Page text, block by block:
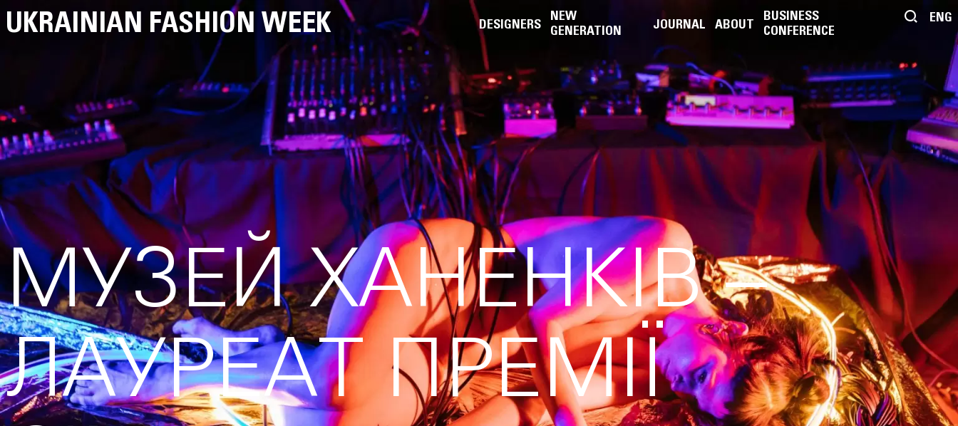
UKRAINIAN FASHION WEEK ENG
DESIGNERS
NEW
GENERATION
JOURNAL ABOUT
BUSINESS
CONFERENCE
МУЗЕЙ ХАНЕНКІВ –
ЛАУРЕАТ ПРЕМІЇ